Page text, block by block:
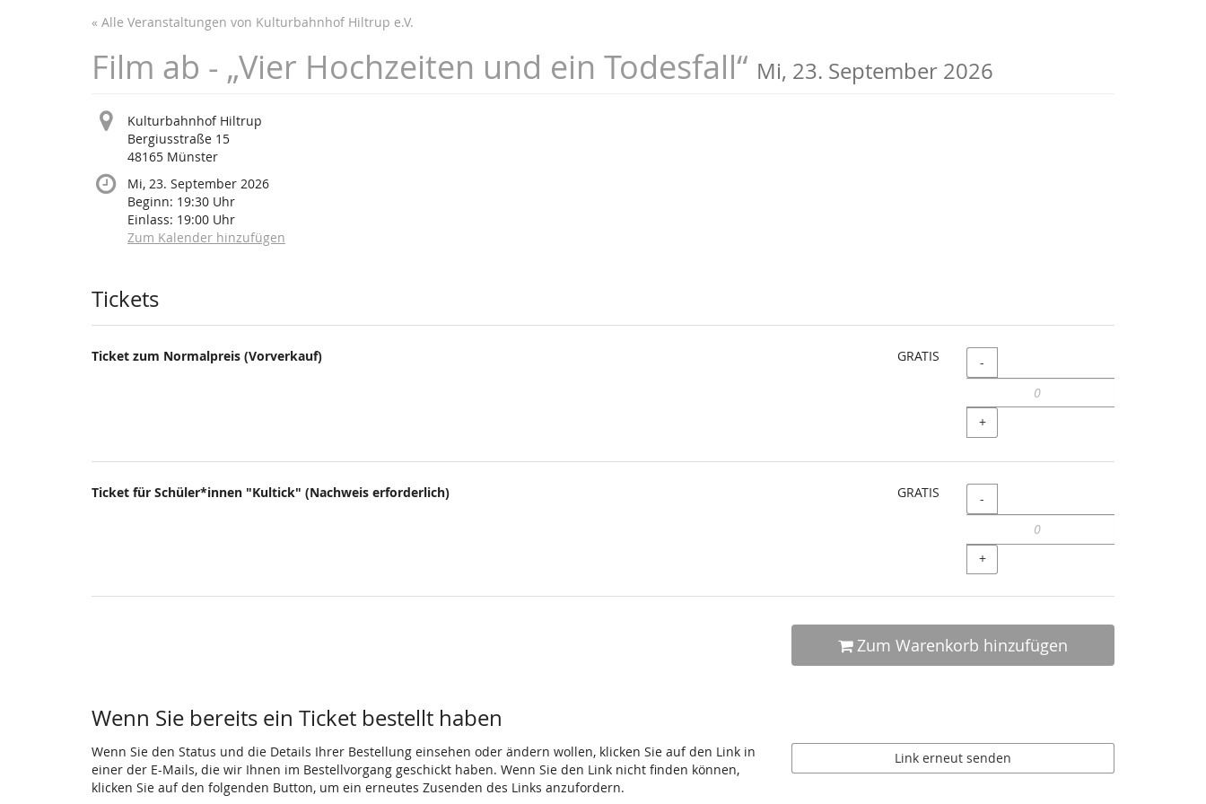
« Alle Veranstaltungen von Kulturbahnhof Hiltrup e.V.
Film ab - „Vier Hochzeiten und ein Todesfall“ Mi, 23. September 2026
Kulturbahnhof Hiltrup
Bergiusstraße 15
48165 Münster
Mi, 23. September 2026
Beginn: 19:30 Uhr
Einlass: 19:00 Uhr
Zum Kalender hinzufügen
Produkte
Tickets
Ticket zum Normalpreis (Vorverkauf) GRATIS Menge
-
+
Ticket für Schüler*innen "Kultick" (Nachweis erforderlich) GRATIS Menge
-
+
Zum Warenkorb hinzufügen
Wenn Sie bereits ein Ticket bestellt haben
Wenn Sie den Status und die Details Ihrer Bestellung einsehen oder ändern wollen, klicken Sie auf den Link in
einer der E-Mails, die wir Ihnen im Bestellvorgang geschickt haben. Wenn Sie den Link nicht finden können,
klicken Sie auf den folgenden Button, um ein erneutes Zusenden des Links anzufordern.
Link erneut senden